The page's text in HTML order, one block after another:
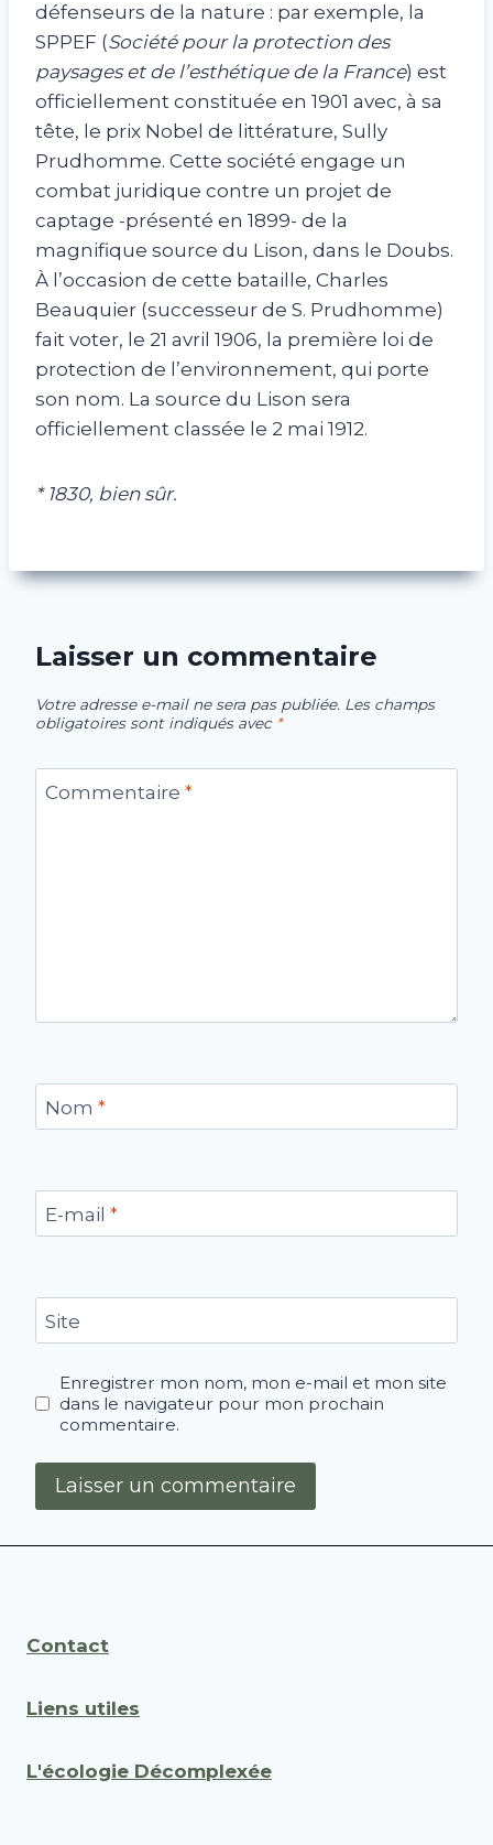
défenseurs de la nature : par exemple, la
SPPEF (Société pour la protection des
paysages et de l’esthétique de la France) est
officiellement constituée en 1901 avec, à sa
tête, le prix Nobel de littérature, Sully
Prudhomme. Cette société engage un
combat juridique contre un projet de
captage -présenté en 1899- de la
magnifique source du Lison, dans le Doubs.
À l’occasion de cette bataille, Charles
Beauquier (successeur de S. Prudhomme)
fait voter, le 21 avril 1906, la première loi de
protection de l’environnement, qui porte
son nom. La source du Lison sera
officiellement classée le 2 mai 1912.
* 1830, bien sûr.
Laisser un commentaire
Votre adresse e-mail ne sera pas publiée. Les champs
obligatoires sont indiqués avec *
Commentaire *
Nom *
E-mail *
Site
Enregistrer mon nom, mon e-mail et mon site
dans le navigateur pour mon prochain
commentaire.
Contact
Liens utiles
L'écologie Décomplexée